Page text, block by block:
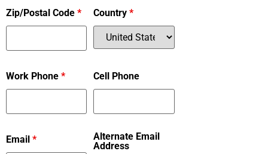
Zip/Postal Code * Country*
Work Phone * Cell Phone
Email *
Alternate Email
Address